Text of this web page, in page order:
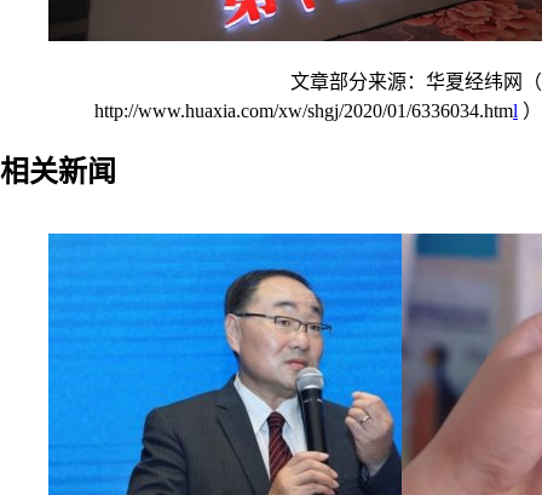
文章部分来源：华夏经纬网（
http://www.huaxia.com/xw/shgj/2020/01/6336034.html ）
相关新闻